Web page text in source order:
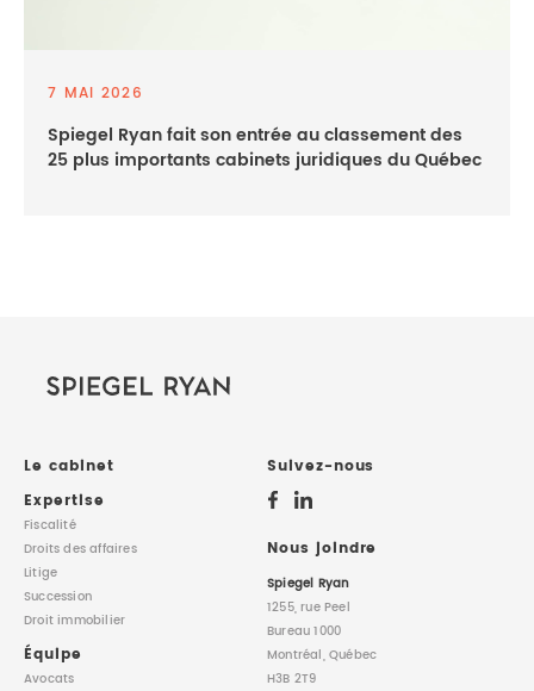
7 MAI 2026
Spiegel Ryan fait son entrée au classement des
25 plus importants cabinets juridiques du Québec
Le cabinet
Expertise
Fiscalité
Droits des affaires
Litige
Succession
Droit immobilier
Équipe
Avocats
Suivez-nous
Nous joindre
Spiegel Ryan
1255, rue Peel
Bureau 1000
Montréal, Québec
H3B 2T9